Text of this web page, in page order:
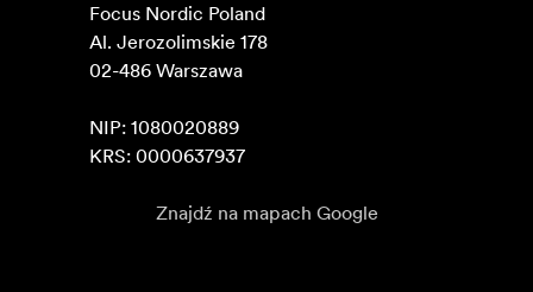
Focus Nordic Poland
Al. Jerozolimskie 178
02-486 Warszawa
NIP: 1080020889
KRS: 0000637937
Znajdź na mapach Google